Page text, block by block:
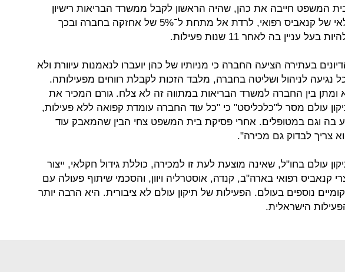
המשפט חייבה את כהן, שהיה הראשון לקבל ממשרד הבריאות רישיון
גידול חקלאי של קנאביס רפואי, לרדת אל מתחת ל־5% של אחזקה בחברה ובכך
בעל עניין בה לאחר 11 שנות פעילות.
בעתירה הציעה החברה כי מניותיו של כהן יועברו לנאמנות עיוורת ולא
נגיעה לניהול ושליטה בחברה, מלבד הזכות לקבלת רווחים מפעילותה.
בין החברה למשרד הבריאות במתווה זה לא צלח. גורם המכיר את
עולם מסר ל"כלכליסט" כי "כל עוד החברה עומדת קפואה ללא פעילות,
בה וגם במטופלים. אחרי פסיקת בית המשפט צחי הבין שהמאבק עוד
צריך לבדוק גם מכירה".
עולם בחו"ל, שאינה מוצעת לעת זו למכירה, כוללת גידול חקלאי, ייצור
קנאביס רפואי בארה"ב, קנדה, אוסטרליה ויוון, והסכמי שיתוף פעולה עם
נוספים בעולם. הפעילות של תיקון עולם לא ציבורית. היא הרבה יותר
הישראלית.